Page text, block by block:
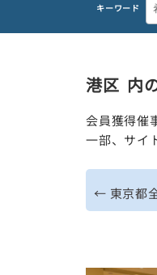
キーワード
港区 内
会員獲得催
一部、サイ
← 東京都